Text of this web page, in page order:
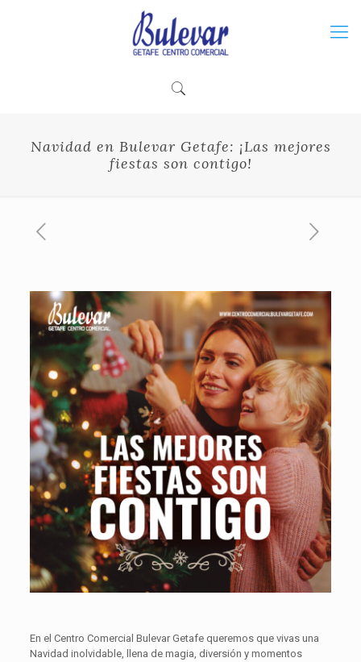
Navidad en Bulevar Getafe: ¡Las mejores
fiestas son contigo!
En el Centro Comercial Bulevar Getafe queremos que vivas una
Navidad inolvidable, llena de magia, diversión y momentos